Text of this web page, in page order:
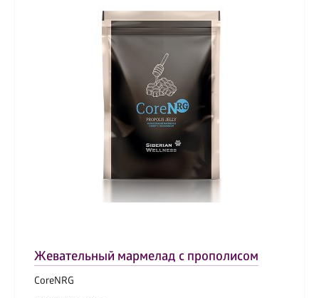
Жевательный мармелад с прополисом
CoreNRG